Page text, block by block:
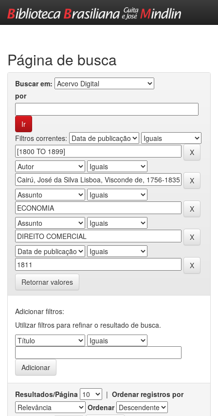
Página de busca
Buscar em:
por
Filtros correntes:
Retornar valores
Adicionar filtros:
Utilizar filtros para refinar o resultado de busca.
Resultados/Página | Ordenar registros por
Ordenar